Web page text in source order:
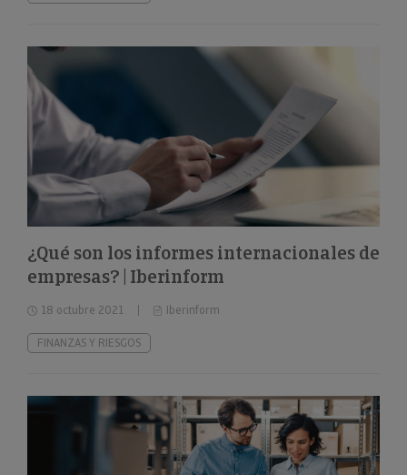
¿Qué son los informes internacionales de
empresas? | Iberinform
18 octubre 2021 Iberinform
FINANZAS Y RIESGOS